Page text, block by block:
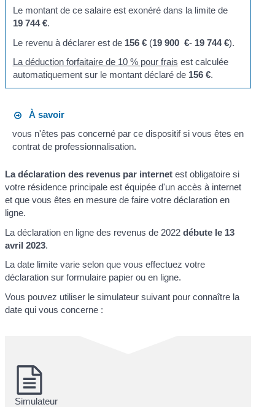
Le montant de ce salaire est exonéré dans la limite de
19 744 €.
Le revenu à déclarer est de 156 €(19 900 €- 19 744 €).
La déduction forfaitaire de 10 % pour frais est calculée
automatiquement sur le montant déclaré de 156 €.
À savoir
vous n'êtes pas concerné par ce dispositif si vous êtes en
contrat de professionnalisation.
La déclaration des revenus par internet est obligatoire si
votre résidence principale est équipée d'un accès à internet
et que vous êtes en mesure de faire votre déclaration en
ligne.
La déclaration en ligne des revenus de 2022débute le 13
avril 2023.
La date limite varie selon que vous effectuez votre
déclaration sur formulaire papier ou en ligne.
Vous pouvez utiliser le simulateur suivant pour connaître la
date qui vous concerne :
Simulateur